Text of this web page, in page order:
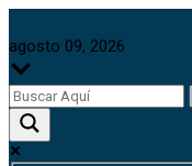
agosto 09, 2026